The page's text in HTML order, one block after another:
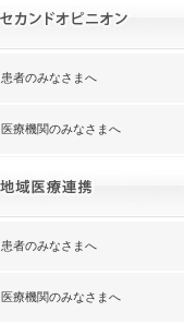
患者のみなさまへ
医療機関のみなさまへ
患者のみなさまへ
医療機関のみなさまへ